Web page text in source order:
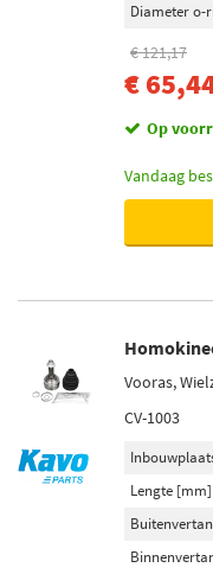
Diameter o-
€ 121,17
€
Op
Vandaag
Vooras,
CV-1003
Lengte [mm]